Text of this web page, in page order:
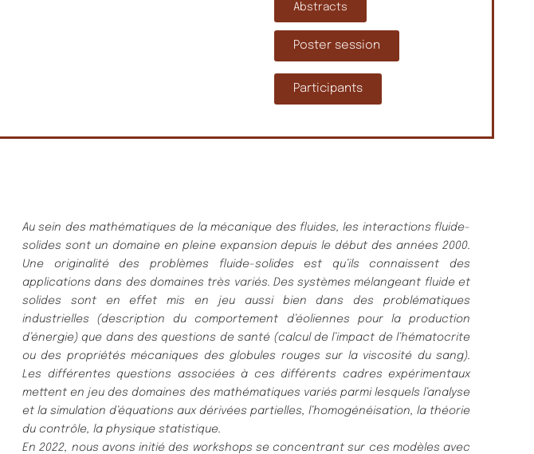
Abstracts
Poster session
Participants
Au sein des mathématiques de la mécanique des fluides, les interactions fluide-
solides sont un domaine en pleine expansion depuis le début des années 2000.
Une originalité des problèmes fluide-solides est qu’ils connaissent des
applications dans des domaines très variés. Des systèmes mélangeant fluide et
solides sont en effet mis en jeu aussi bien dans des problématiques
industrielles (description du comportement d’éoliennes pour la production
d’énergie) que dans des questions de santé (calcul de l’impact de l’hématocrite
ou des propriétés mécaniques des globules rouges sur la viscosité du sang).
Les différentes questions associées à ces différents cadres expérimentaux
mettent en jeu des domaines des mathématiques variés parmi lesquels l’analyse
et la simulation d’équations aux dérivées partielles, l’homogénéisation, la théorie
du contrôle, la physique statistique.
En 2022, nous avons initié des workshops se concentrant sur ces modèles avec